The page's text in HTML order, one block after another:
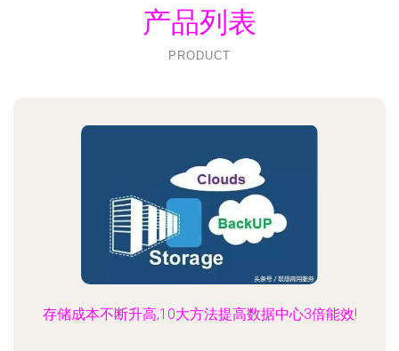
产品列表
PRODUCT
存储成本不断升高,10大方法提高数据中心3倍能效!